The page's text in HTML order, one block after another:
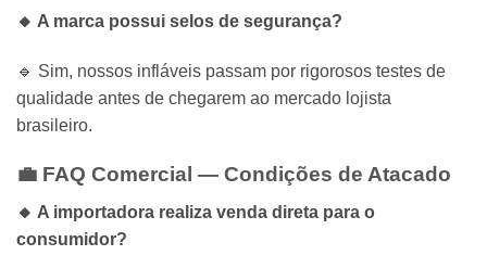
🔸 A marca possui selos de segurança?
🔹 Sim, nossos infláveis passam por rigorosos testes de
qualidade antes de chegarem ao mercado lojista
brasileiro.
💼 FAQ Comercial — Condições de Atacado
🔸 A importadora realiza venda direta para o
consumidor?